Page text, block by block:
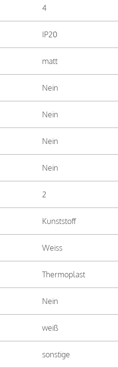
4
IP20
matt
Nein
Nein
Nein
Nein
2
Kunststoff
Weiss
Thermoplast
Nein
weiß
sonstige